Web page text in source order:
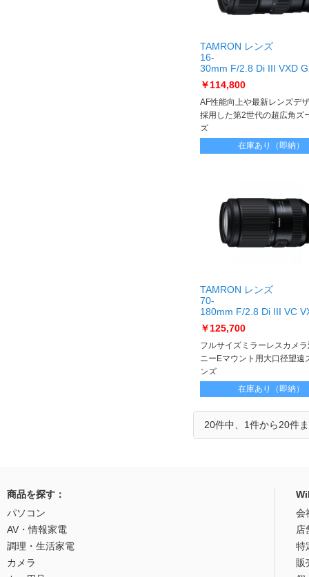
TAMRON レンズ
16-
30mm F/2.8 Di III VXD
コンZ用] 16-
30mm F/2.8 Di III VXD
Z]
￥114,800
AF性能向上や最新レンズデ
採用した第2世代の超広角ズ
ズ
在庫あり（即納）
TAMRON レンズ
70-
180mm F/2.8 Di III VC
70-
180mm F/2.8 Di III VC
E
￥125,700
フルサイズミラーレスカメ
ニーEマウント用大口径望遠
ンズ
在庫あり（即納）
20件中、1件から20件
商品を探す：
パソコン
AV・情報家電
調理・生活家電
カメラ
会
店
特
販